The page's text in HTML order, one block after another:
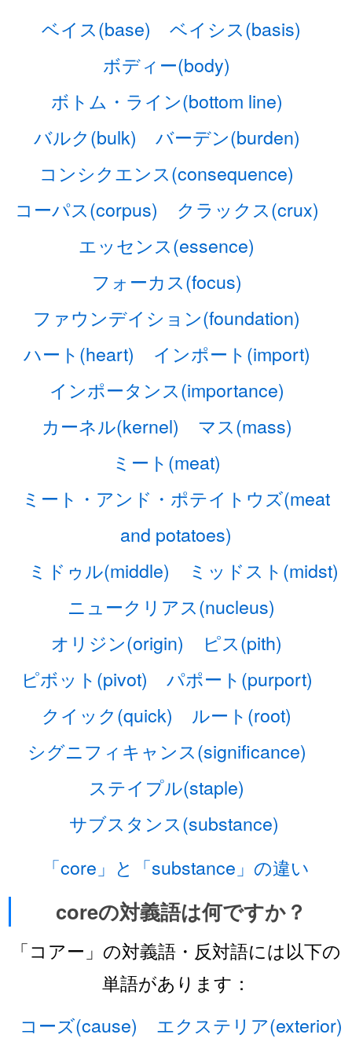
ベイス(base)
ベイシス(basis)
ボディー(body)
ボトム・ライン(bottom line)
バルク(bulk)
バーデン(burden)
コンシクエンス(consequence)
コーパス(corpus)
クラックス(crux)
エッセンス(essence)
フォーカス(focus)
ファウンデイション(foundation)
ハート(heart)
インポート(import)
インポータンス(importance)
カーネル(kernel)
マス(mass)
ミート(meat)
ミート・アンド・ポテイトウズ(meat
and potatoes)
ミドゥル(middle)
ミッドスト(midst)
ニュークリアス(nucleus)
オリジン(origin)
ピス(pith)
ピボット(pivot)
パポート(purport)
クイック(quick)
ルート(root)
シグニフィキャンス(significance)
ステイプル(staple)
サブスタンス(substance)
「core」と「substance」の違い
coreの対義語は何ですか？
「コアー」の対義語・反対語には以下の
単語があります：
コーズ(cause)
エクステリア(exterior)